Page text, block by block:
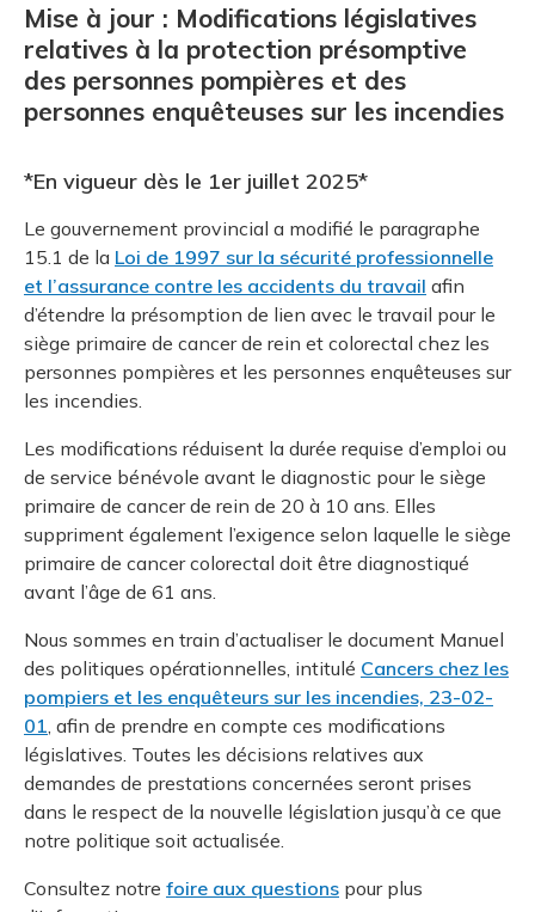
Mise à jour : Modifications législatives
relatives à la protection présomptive
des personnes pompières et des
personnes enquêteuses sur les incendies
*En vigueur dès le 1er juillet 2025*
Le gouvernement provincial a modifié le paragraphe
15.1 de la Loi de 1997 sur la sécurité professionnelle
et l’assurance contre les accidents du travail afin
d’étendre la présomption de lien avec le travail pour le
siège primaire de cancer de rein et colorectal chez les
personnes pompières et les personnes enquêteuses sur
les incendies.
Les modifications réduisent la durée requise d’emploi ou
de service bénévole avant le diagnostic pour le siège
primaire de cancer de rein de 20 à 10 ans. Elles
suppriment également l’exigence selon laquelle le siège
primaire de cancer colorectal doit être diagnostiqué
avant l’âge de 61 ans.
Nous sommes en train d’actualiser le document Manuel
des politiques opérationnelles, intitulé Cancers chez les
pompiers et les enquêteurs sur les incendies, 23-02-
01, afin de prendre en compte ces modifications
législatives. Toutes les décisions relatives aux
demandes de prestations concernées seront prises
dans le respect de la nouvelle législation jusqu’à ce que
notre politique soit actualisée.
Consultez notre foire aux questions pour plus